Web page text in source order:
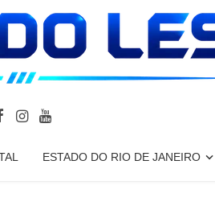
ESTADO DO RIO DE JANEIRO